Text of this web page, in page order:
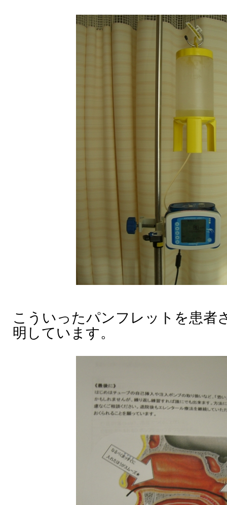
こういったパンフレットを患者
明しています。